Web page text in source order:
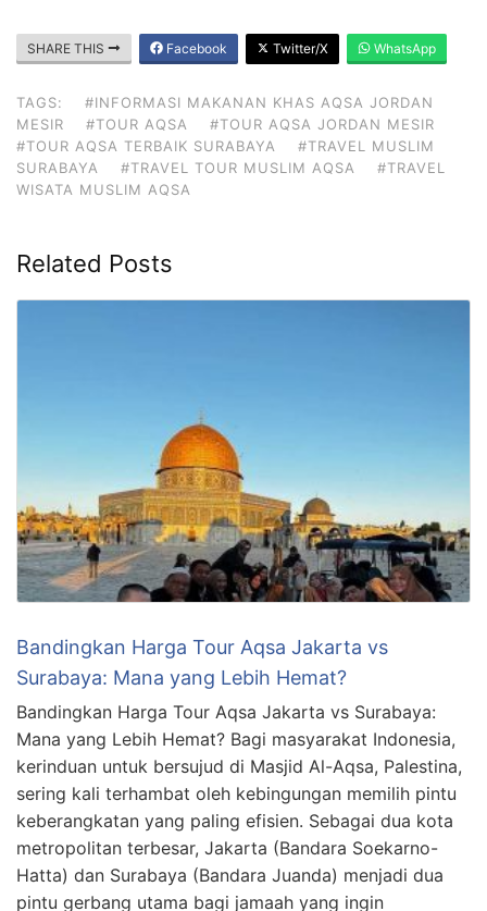
SHARE THIS Facebook Twitter/X WhatsApp
TAGS:
#INFORMASI MAKANAN KHAS AQSA JORDAN
MESIR
#TOUR AQSA
#TOUR AQSA JORDAN MESIR
#TOUR AQSA TERBAIK SURABAYA
#TRAVEL MUSLIM
SURABAYA
#TRAVEL TOUR MUSLIM AQSA
#TRAVEL
WISATA MUSLIM AQSA
Related Posts
Bandingkan Harga Tour Aqsa Jakarta vs
Surabaya: Mana yang Lebih Hemat?
Bandingkan Harga Tour Aqsa Jakarta vs Surabaya:
Mana yang Lebih Hemat? Bagi masyarakat Indonesia,
kerinduan untuk bersujud di Masjid Al-Aqsa, Palestina,
sering kali terhambat oleh kebingungan memilih pintu
keberangkatan yang paling efisien. Sebagai dua kota
metropolitan terbesar, Jakarta (Bandara Soekarno-
Hatta) dan Surabaya (Bandara Juanda) menjadi dua
pintu gerbang utama bagi jamaah yang ingin